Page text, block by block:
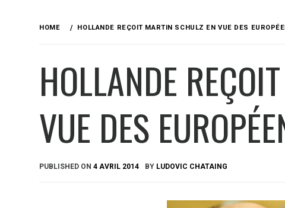
HOME HOLLANDE REÇOIT MARTIN SCHULZ EN VUE DES
HOLLANDE
VUE DES
PUBLISHED ON4 AVRIL 2014 BY LUDOVIC CHATAING